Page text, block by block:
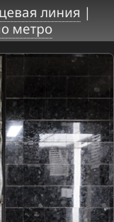
линия |
метро